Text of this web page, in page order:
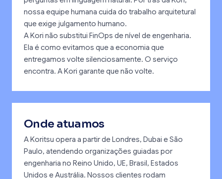
nossa equipe humana cuida do trabalho arquitetural
que exige julgamento humano.
A Kori não substitui FinOps de nível de engenharia.
Ela é como evitamos que a economia que
entregamos volte silenciosamente. O serviço
encontra. A Kori garante que não volte.
Onde atuamos
A Koritsu opera a partir de Londres, Dubai e São
Paulo, atendendo organizações guiadas por
engenharia no Reino Unido, UE, Brasil, Estados
Unidos e Austrália. Nossos clientes rodam